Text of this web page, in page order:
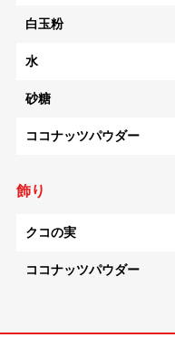
白玉粉
水
砂糖
ココナッツパウダー
飾り
クコの実
ココナッツパウダー